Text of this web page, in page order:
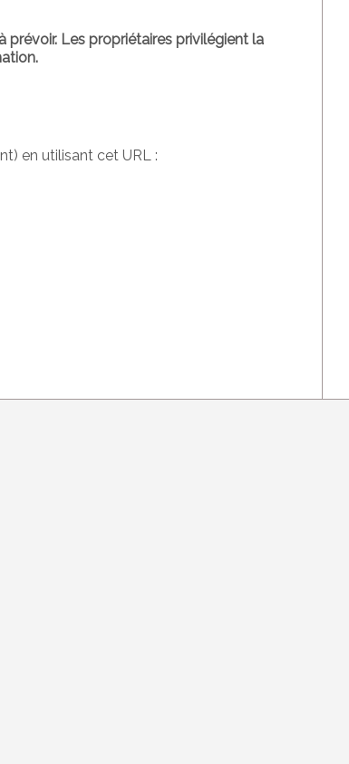
prévoir. Les propriétaires privilégient la
en utilisant cet URL :